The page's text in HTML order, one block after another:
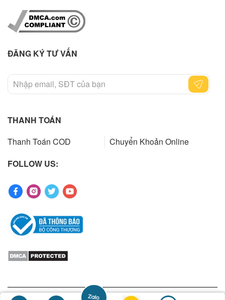
ĐĂNG KÝ TƯ VẤN
THANH TOÁN
Thanh Toán COD
Chuyển Khoản Online
FOLLOW US:
Copyrights 2023 by ibuys.vn. All rights reserved. Designed by